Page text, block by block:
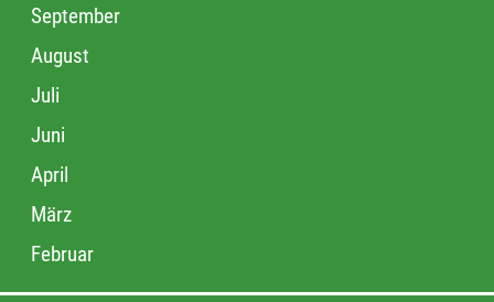
September
August
Juli
Juni
April
März
Februar